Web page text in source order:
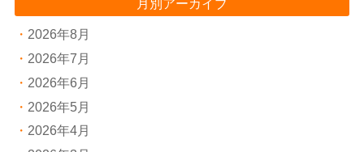
月別アーカイブ
2026年8月
2026年7月
2026年6月
2026年5月
2026年4月